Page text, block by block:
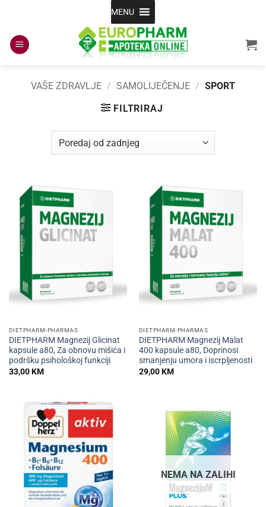
content
MENU
VAŠE ZDRAVLJE / SAMOLIJEČENJE / SPORT
FILTRIRAJ
DIETPHARM-PHARMAS
DIETPHARM Magnezij Glicinat
kapsule a80, Za obnovu mišića i
podršku psihološkoj funkciji
33,00KM
DIETPHARM-PHARMAS
DIETPHARM Magnezij Malat
400 kapsule a80, Doprinosi
smanjenju umora i iscrpljenosti
29,00KM
NEMA NA ZALIHI